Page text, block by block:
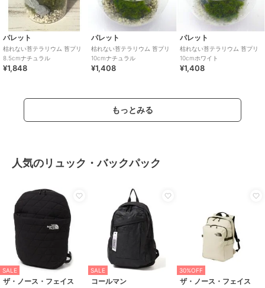
パレット
枯れない苔テラリウム 苔プリ
8.5cmナチュラル
¥1,848
パレット
枯れない苔テラリウム 苔プリ
10cmナチュラル
¥1,408
パレット
枯れない苔テラリウム 苔プリ
10cmホワイト
¥1,408
もっとみる
人気のリュック・バックパック
SALE
ザ・ノース・フェイス
SALE
コールマン
30%OFF
ザ・ノース・フェイス